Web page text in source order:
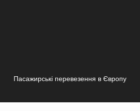
Пасажирські перевезення в Європу